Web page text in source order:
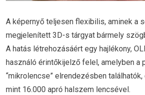
A képernyő teljesen flexibilis, aminek a
megjelenített 3D-s tárgyat bármely
A hatás létrehozásáért egy hajlékony,
használó érintőkijelző felel, amelyben a
“mikrolencse” elrendezésben
mint 16.000 apró halszem lencsével.